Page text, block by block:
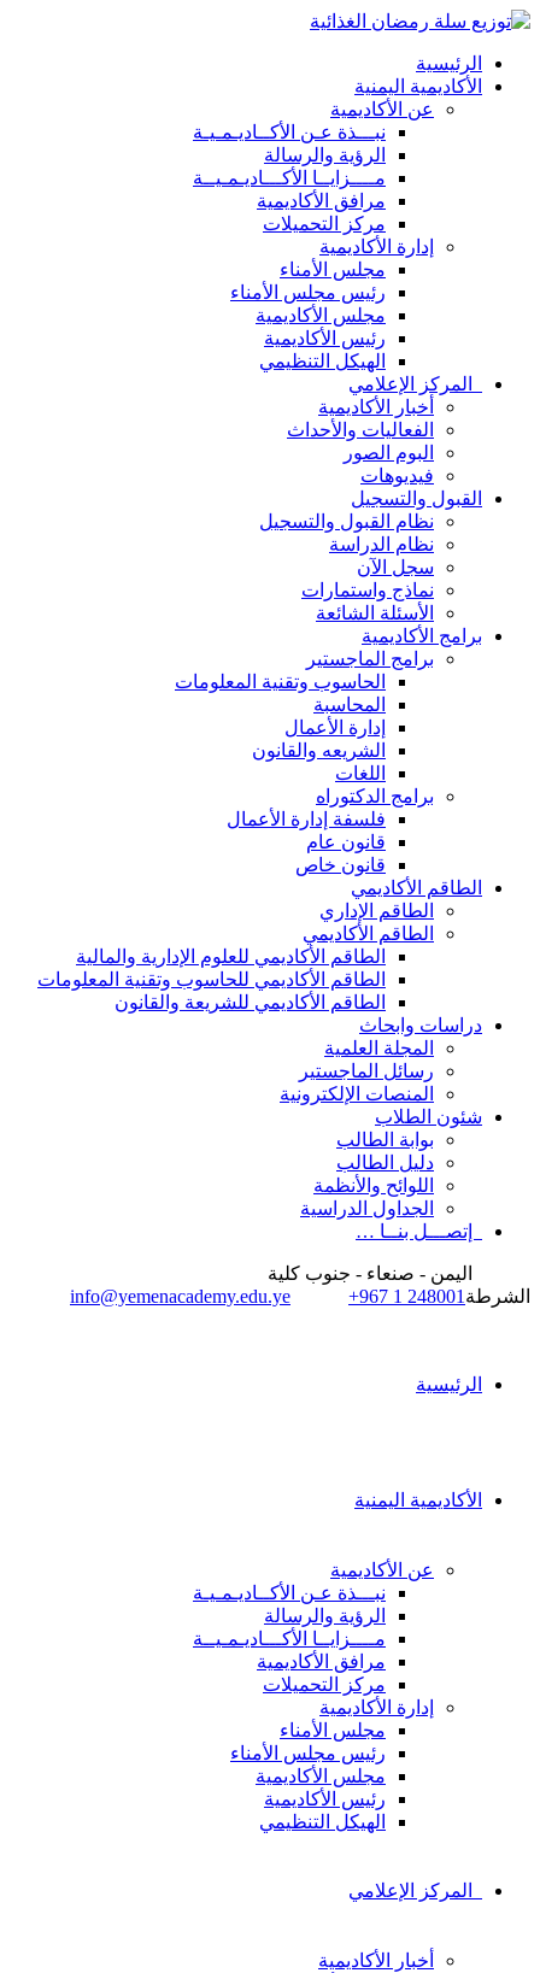
الرئيسية
الأكاديمية اليمنية
عن الأكاديمية
نبـــذة عـن الأكــاديـمـيـة
الرؤية والرسالة
مــــزايــا الأكـــاديـمـيــة
مرافق الأكاديمية
مركز التحميلات
إدارة الأكاديمية
مجلس الأمناء
رئيس مجلس الأمناء
مجلس الأكاديمية
رئيس الأكاديمية
الهيكل التنظيمي
المركز الإعلامي
أخبار الأكاديمية
الفعاليات والأحداث
البوم الصور
فيديوهات
القبول والتسجيل
نظام القبول والتسجيل
نظام الدراسة
سجل الآن
نماذج واستمارات
الأسئلة الشائعة
برامج الأكاديمية
برامج الماجستير
الحاسوب وتقنية المعلومات
المحاسبة
إدارة الأعمال
الشريعه والقانون
اللغات
برامج الدكتوراه
فلسفة إدارة الأعمال
قانون عام
قانون خاص
الطاقم الأكاديمي
الطاقم الإداري
الطاقم الأكاديمي
الطاقم الأكاديمي للعلوم الإدارية والمالية
الطاقم الأكاديمي للحاسوب وتقنية المعلومات
الطاقم الأكاديمي للشريعة والقانون
دراسات وابحاث
المجلة العلمية
رسائل الماجستير
المنصات الإلكترونية
شئون الطلاب
بوابة الطالب
دليل الطالب
اللوائح والأنظمة
الجداول الدراسية
إتصـــل بنــا …
اليمن - صنعاء - جنوب كلية
الشرطة
info@yemenacademy.edu.ye +967 1 248001
الرئيسية
الأكاديمية اليمنية
عن الأكاديمية
نبـــذة عـن الأكــاديـمـيـة
الرؤية والرسالة
مــــزايــا الأكـــاديـمـيــة
مرافق الأكاديمية
مركز التحميلات
إدارة الأكاديمية
مجلس الأمناء
رئيس مجلس الأمناء
مجلس الأكاديمية
رئيس الأكاديمية
الهيكل التنظيمي
المركز الإعلامي
أخبار الأكاديمية